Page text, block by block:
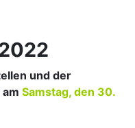
und der
Samstag, den 30.